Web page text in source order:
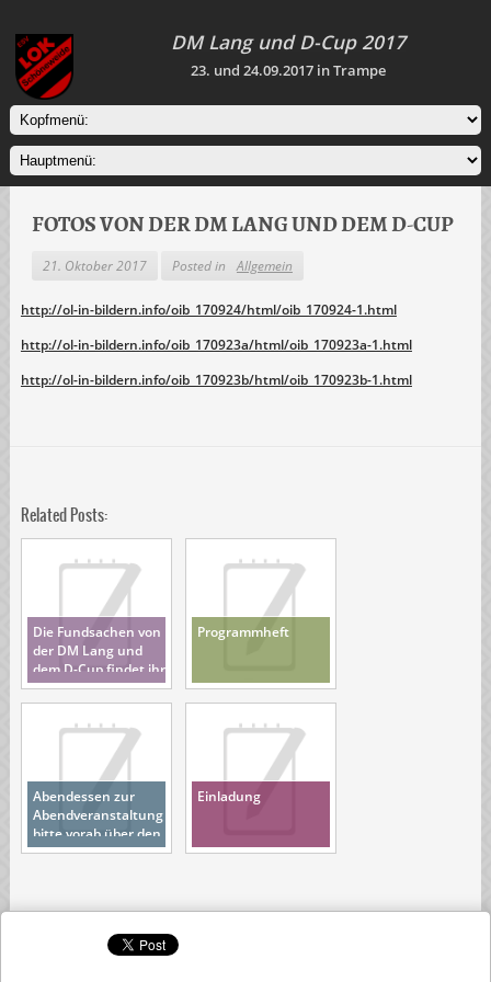
DM Lang und D-Cup 2017
23. und 24.09.2017 in Trampe
FOTOS VON DER DM LANG UND DEM D-CUP
21. Oktober 2017 Posted in Allgemein
http://ol-in-bildern.info/oib_170924/html/oib_170924-1.html
http://ol-in-bildern.info/oib_170923a/html/oib_170923a-1.html
http://ol-in-bildern.info/oib_170923b/html/oib_170923b-1.html
Related Posts:
Die Fundsachen von
der DM Lang und
dem D-Cup findet ihr
hier
Programmheft
Abendessen zur
Abendveranstaltung
bitte vorab über den
O-Manger buchen
Einladung